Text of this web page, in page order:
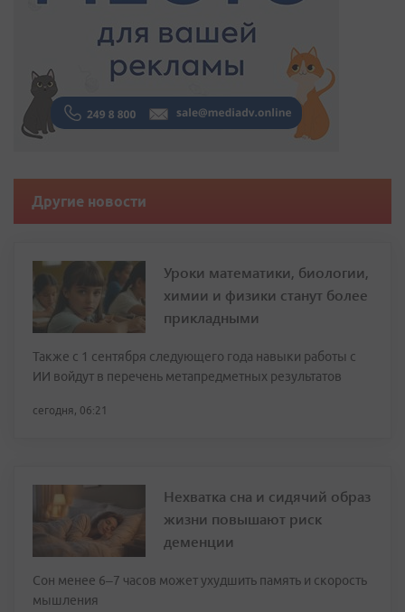
Другие новости
Уроки математики, биологии,
химии и физики станут более
прикладными
Также с 1 сентября следующего года навыки работы с
ИИ войдут в перечень метапредметных результатов
сегодня, 06:21
Нехватка сна и сидячий образ
жизни повышают риск
деменции
Сон менее 6–7 часов может ухудшить память и скорость
мышления